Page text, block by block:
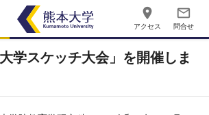
place
アクセス
mail_outline
問合せ
学スケッチ大会」を開催しま